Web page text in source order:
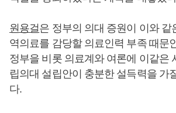
원용걸은 정부의 의대 증원이 이와 같
역의료를 감당할 의료인력 부족 때문
정부을 비롯 의료계와 여론에 이같은
립의대 설립안이 충분한 설득력을 가
다.